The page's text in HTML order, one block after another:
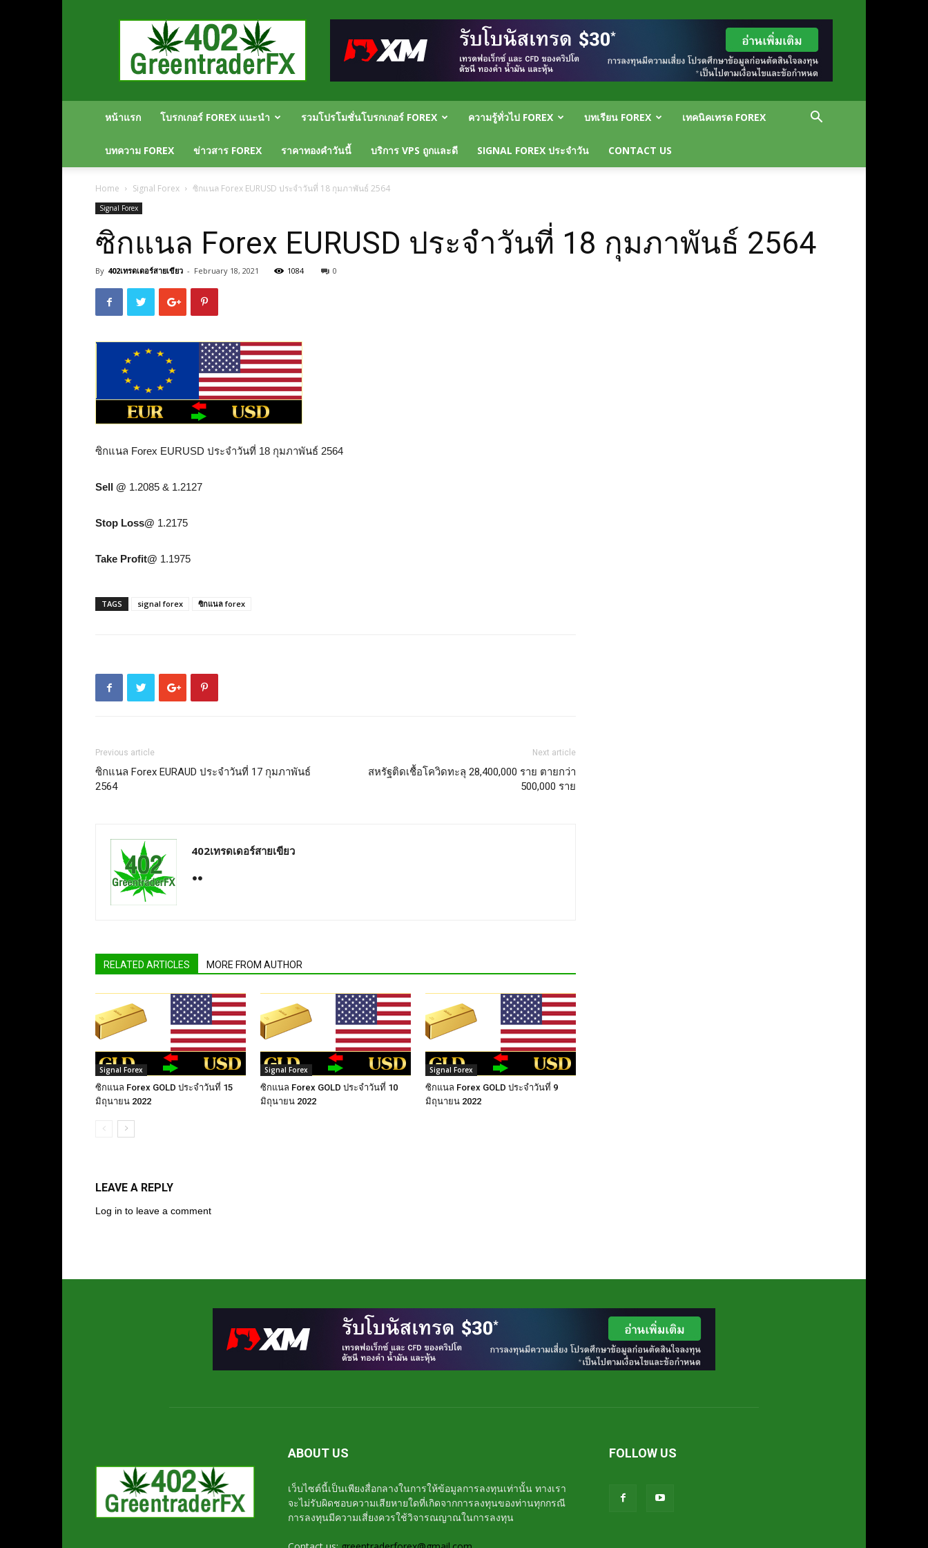
Greentraderfx
ความ
รู้
FOREX
เปิด
บัญชี
FOREX
หน้าแรก โบรกเกอร์ FOREX แนะนำ รวมโปรโมชั่นโบรกเกอร์ FOREX ความรู้ทั่วไป FOREX บทเรียน FOREX เทคนิคเทรด FOREX
บทความ FOREX ข่าวสาร FOREX ราคาทองคำวันนี้ บริการ VPS ถูกและดี SIGNAL FOREX ประจำวัน CONTACT US
Home Signal Forex ซิกแนล Forex EURUSD ประจำวันที่ 18 กุมภาพันธ์ 2564
Signal Forex
ซิกแนล Forex EURUSD ประจำวันที่ 18 กุมภาพันธ์ 2564
By 402เทรดเดอร์สายเขียว - February 18, 2021 1084 0
ซิกแนล Forex EURUSD ประจำวันที่ 18 กุมภาพันธ์ 2564
Sell @ 1.2085 & 1.2127
Stop Loss@ 1.2175
Take Profit@ 1.1975
TAGS signal forex ซิกแนล forex
Previous article
ซิกแนล Forex EURAUD ประจำวันที่ 17 กุมภาพันธ์
2564
Next article
สหรัฐติดเชื้อโควิดทะลุ 28,400,000 ราย ตายกว่า
500,000 ราย
402เทรดเดอร์สายเขียว
RELATED ARTICLES MORE FROM AUTHOR
Signal Forex
ซิกแนล Forex GOLD ประจำวันที่ 15
มิถุนายน 2022
Signal Forex
ซิกแนล Forex GOLD ประจำวันที่ 10
มิถุนายน 2022
Signal Forex
ซิกแนล Forex GOLD ประจำวันที่ 9
มิถุนายน 2022
LEAVE A REPLY
Log in to leave a comment
ABOUT US
เว็บไซต์นี้เป็นเพียงสื่อกลางในการให้ข้อมูลการลงทุนเท่านั้น ทางเรา
จะไม่รับผิดชอบความเสียหายใดที่เกิดจากการลงทุนของท่านทุกกรณี
การลงทุนมีความเสี่ยงควรใช้วิจารณญาณในการลงทุน
FOLLOW US